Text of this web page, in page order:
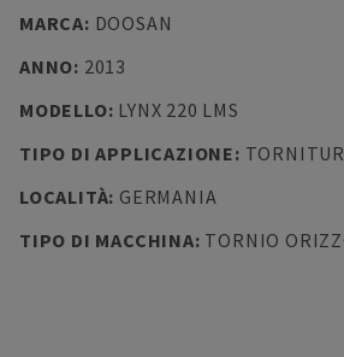
MARCA: DOOSAN
ANNO: 2013
MODELLO: LYNX 220 LMS
TIPO DI APPLICAZIONE:
LOCALITÀ: GERMANIA
TIPO DI MACCHINA: TORNIO